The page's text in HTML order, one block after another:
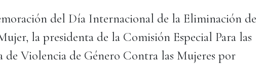
del Día Internacional de la Eliminación de
la presidenta de la Comisión Especial Para las
de Violencia de Género Contra las Mujeres por